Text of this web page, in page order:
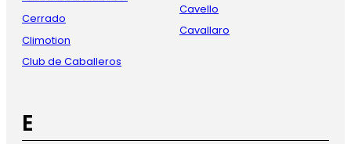
Cerrado
Climotion
Club de Caballeros
Cavello
Cavallaro
E